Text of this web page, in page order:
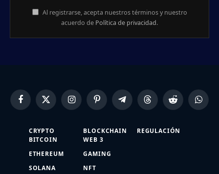
Al registrarse, acepta nuestros términos y nuestro
acuerdo de Política de privacidad.
FacebookX
(Twitter)
InstagramPinterestTelegramThreads Reddit
CRYPTO
BITCOIN
ETHEREUM
SOLANA
BLOCKCHAIN
WEB 3
GAMING
NFT
REGULACIÓN